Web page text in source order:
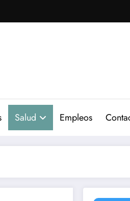
Salud Empleos